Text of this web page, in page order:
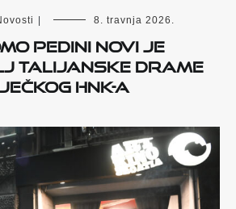
8. travnja 2026.
Pedini novi je
Talijanske drame
HNK-a